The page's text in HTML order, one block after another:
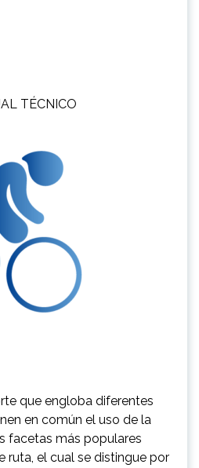
TÉCNICO
que engloba diferentes
en común el uso de la
facetas más populares
ruta, el cual se distingue por